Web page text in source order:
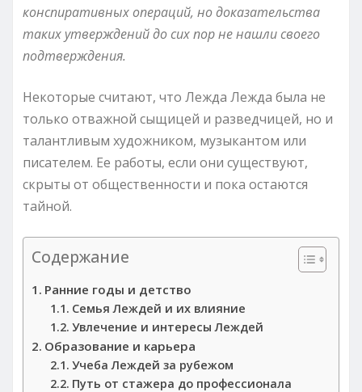
конспиративных операций, но доказательства
таких утверждений до сих пор не нашли своего
подтверждения.
Некоторые считают, что Лежда Лежда была не
только отважной сыщицей и разведчицей, но и
талантливым художником, музыкантом или
писателем. Ее работы, если они существуют,
скрыты от общественности и пока остаются
тайной.
Содержание
Ранние годы и детство
Семья Леждей и их влияние
Увлечение и интересы Леждей
Образование и карьера
Учеба Леждей за рубежом
Путь от стажера до профессионала